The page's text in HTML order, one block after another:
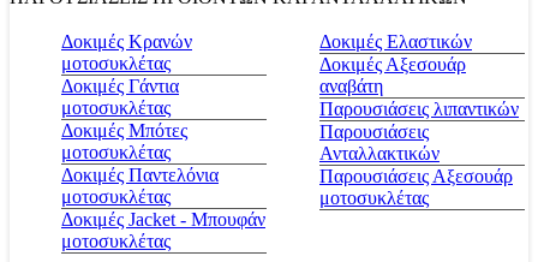
Δοκιμές Κρανών
μοτοσυκλέτας
Δοκιμές Γάντια
μοτοσυκλέτας
Δοκιμές Μπότες
μοτοσυκλέτας
Δοκιμές Παντελόνια
μοτοσυκλέτας
Δοκιμές Jacket - Μπουφάν
μοτοσυκλέτας
Δοκιμές Ελαστικών
Δοκιμές Αξεσουάρ
αναβάτη
Παρουσιάσεις λιπαντικών
Παρουσιάσεις
Ανταλλακτικών
Παρουσιάσεις Αξεσουάρ
μοτοσυκλέτας